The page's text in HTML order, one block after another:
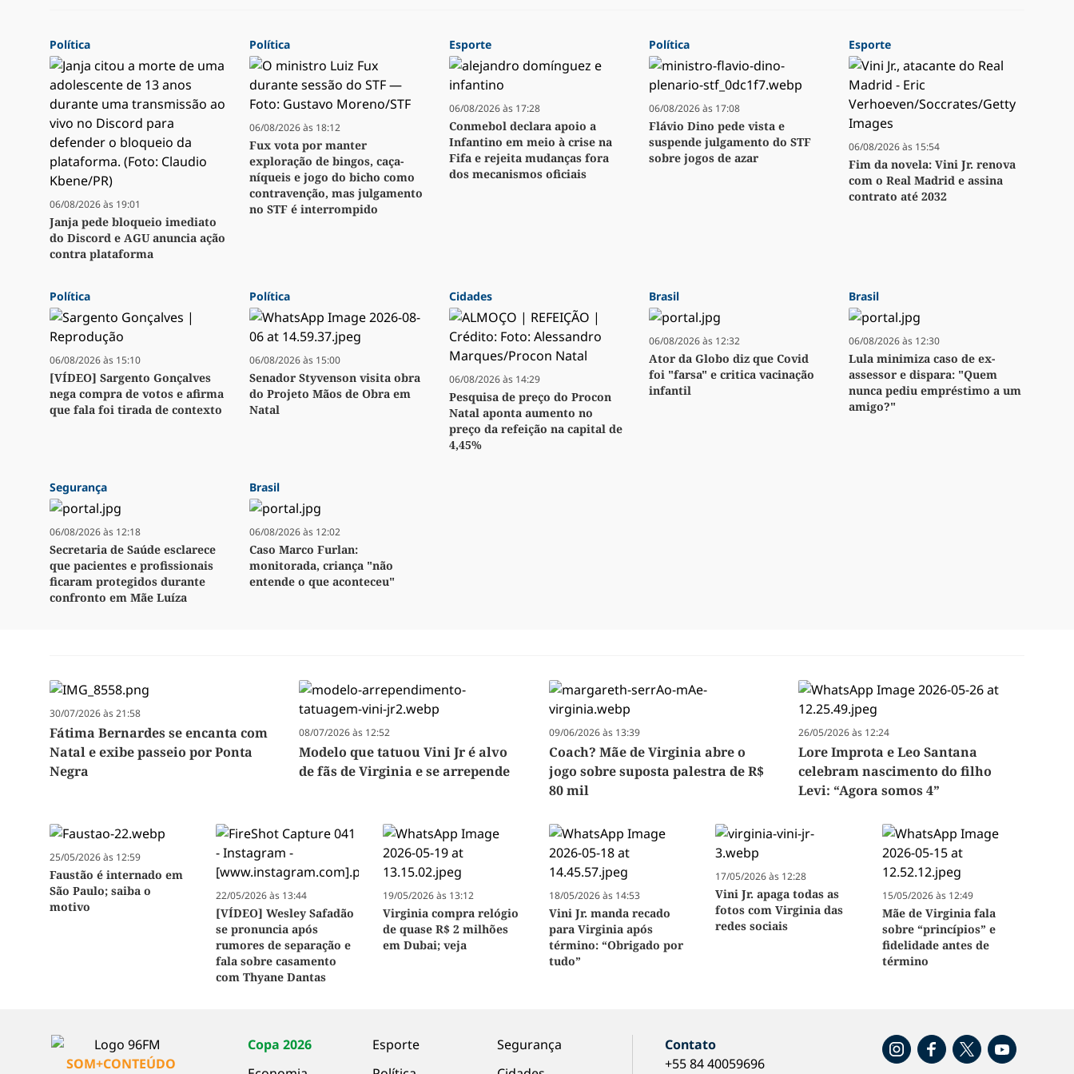
Política
06/08/2026 às 19:01
Janja pede bloqueio imediato
do Discord e AGU anuncia ação
contra plataforma
Política
06/08/2026 às 18:12
Fux vota por manter
exploração de bingos, caça-
níqueis e jogo do bicho como
contravenção, mas julgamento
no STF é interrompido
Esporte
06/08/2026 às 17:28
Conmebol declara apoio a
Infantino em meio à crise na
Fifa e rejeita mudanças fora
dos mecanismos oficiais
Política
06/08/2026 às 17:08
Flávio Dino pede vista e
suspende julgamento do STF
sobre jogos de azar
Esporte
06/08/2026 às 15:54
Fim da novela: Vini Jr. renova
com o Real Madrid e assina
contrato até 2032
Política
06/08/2026 às 15:10
[VÍDEO] Sargento Gonçalves
nega compra de votos e afirma
que fala foi tirada de contexto
Política
06/08/2026 às 15:00
Senador Styvenson visita obra
do Projeto Mãos de Obra em
Natal
Cidades
06/08/2026 às 14:29
Pesquisa de preço do Procon
Natal aponta aumento no
preço da refeição na capital de
4,45%
Brasil
06/08/2026 às 12:32
Ator da Globo diz que Covid
foi "farsa" e critica vacinação
infantil
Brasil
06/08/2026 às 12:30
Lula minimiza caso de ex-
assessor e dispara: "Quem
nunca pediu empréstimo a um
amigo?"
Segurança
06/08/2026 às 12:18
Secretaria de Saúde esclarece
que pacientes e profissionais
ficaram protegidos durante
confronto em Mãe Luíza
Brasil
06/08/2026 às 12:02
Caso Marco Furlan:
monitorada, criança "não
entende o que aconteceu"
30/07/2026 às 21:58
Fátima Bernardes se encanta com
Natal e exibe passeio por Ponta
Negra
08/07/2026 às 12:52
Modelo que tatuou Vini Jr é alvo
de fãs de Virginia e se arrepende
09/06/2026 às 13:39
Coach? Mãe de Virginia abre o
jogo sobre suposta palestra de R$
80 mil
26/05/2026 às 12:24
Lore Improta e Leo Santana
celebram nascimento do filho
Levi: “Agora somos 4”
25/05/2026 às 12:59
Faustão é internado em
São Paulo; saiba o
motivo
22/05/2026 às 13:44
[VÍDEO] Wesley Safadão
se pronuncia após
rumores de separação e
fala sobre casamento
com Thyane Dantas
19/05/2026 às 13:12
Virginia compra relógio
de quase R$ 2 milhões
em Dubai; veja
18/05/2026 às 14:53
Vini Jr. manda recado
para Virginia após
término: “Obrigado por
tudo”
17/05/2026 às 12:28
Vini Jr. apaga todas as
fotos com Virginia das
redes sociais
15/05/2026 às 12:49
Mãe de Virginia fala
sobre “princípios” e
fidelidade antes de
término
SOM+CONTEÚDO
Copa 2026
Esporte
Segurança
Contato
+55 84 40059696